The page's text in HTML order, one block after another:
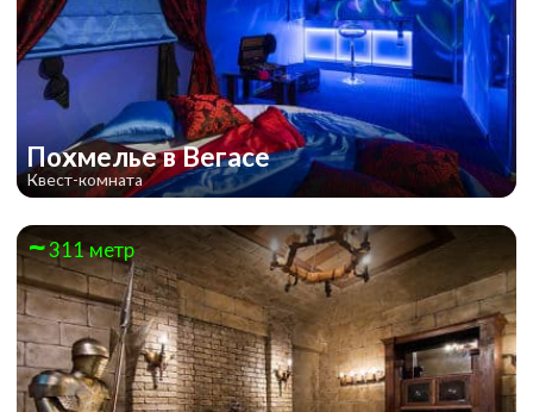
Похмелье в Вегасе
Квест-комната
311 метр